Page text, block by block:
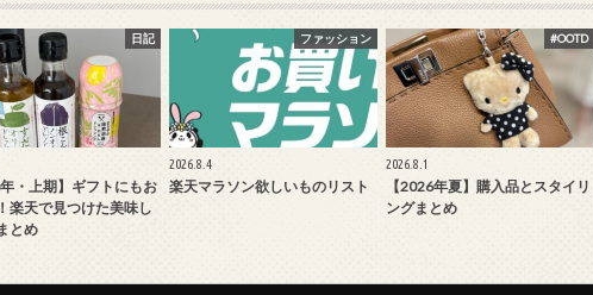
日記
年・上期】ギフトにもお
楽天で見つけた美味し
とめ
ファッション
2026.8.4
楽天マラソン欲しいものリスト
#OOTD
2026.8.1
【2026年夏】購入品とスタイリ
ングまとめ